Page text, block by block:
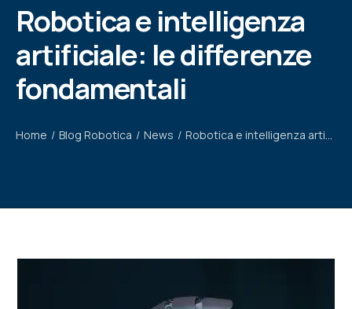
Robotica e intelligenza
artificiale: le differenze
fondamentali
Home / Blog Robotica / News / Robotica e intelligenza artificiale: le differenze fondamentali